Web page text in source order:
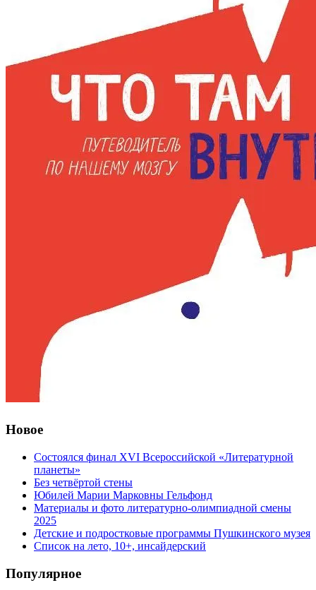
Новое
Состоялся финал XVI Всероссийской «Литературной
планеты»
Без четвёртой стены
Юбилей Марии Марковны Гельфонд
Материалы и фото литературно-олимпиадной смены
2025
Детские и подростковые программы Пушкинского музея
Список на лето, 10+, инсайдерский
Популярное